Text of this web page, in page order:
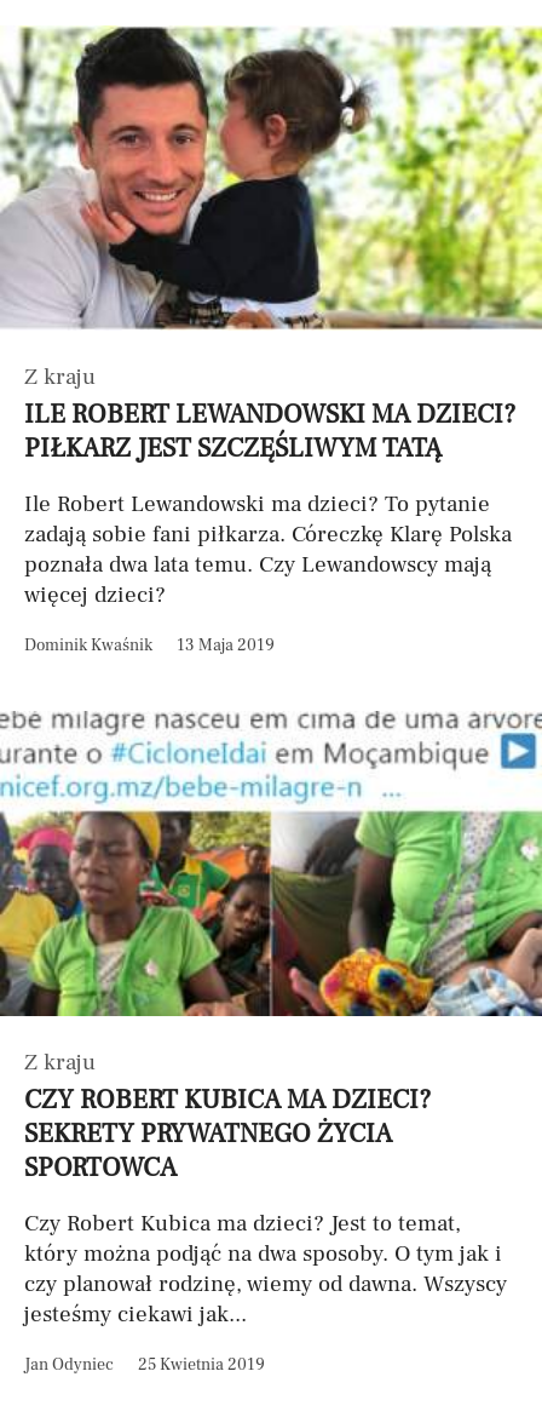
Z kraju
ILE ROBERT LEWANDOWSKI MA DZIECI?
PIŁKARZ JEST SZCZĘŚLIWYM TATĄ
Ile Robert Lewandowski ma dzieci? To pytanie
zadają sobie fani piłkarza. Córeczkę Klarę Polska
poznała dwa lata temu. Czy Lewandowscy mają
więcej dzieci?
Dominik Kwaśnik 13 Maja 2019
Z kraju
CZY ROBERT KUBICA MA DZIECI?
SEKRETY PRYWATNEGO ŻYCIA
SPORTOWCA
Czy Robert Kubica ma dzieci? Jest to temat,
który można podjąć na dwa sposoby. O tym jak i
czy planował rodzinę, wiemy od dawna. Wszyscy
jesteśmy ciekawi jak...
Jan Odyniec 25 Kwietnia 2019